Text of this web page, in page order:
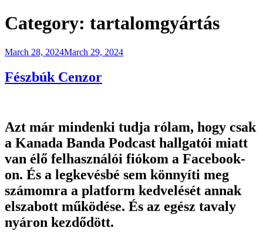
Category: tartalomgyártás
Posted
March 28, 2024March 29, 2024
Fészbúk Cenzor
Azt már mindenki tudja rólam, hogy csak
a Kanada Banda Podcast hallgatói miatt
van élő felhasználói fiókom a Facebook-
on. És a legkevésbé sem könnyíti meg
számomra a platform kedvelését annak
elszabott működése. És az egész tavaly
nyáron kezdődött.